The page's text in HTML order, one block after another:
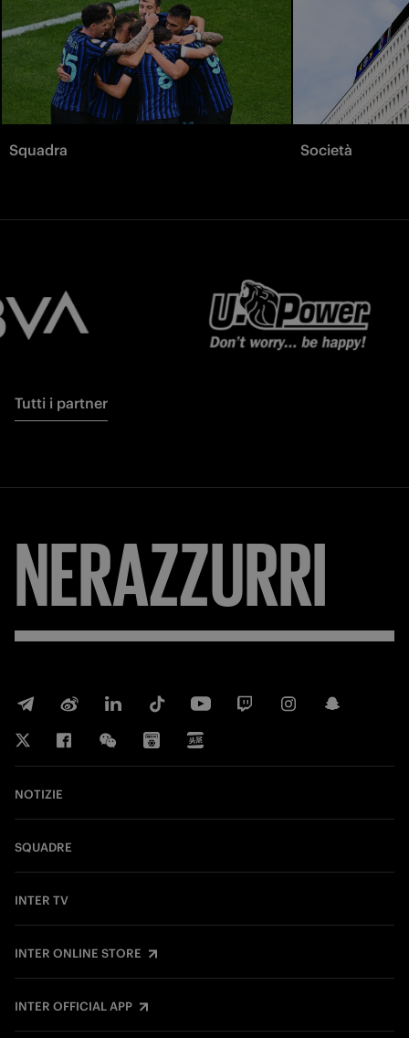
Squadra Società
Tutti i partner
NERAZZURRI
NOTIZIE
SQUADRE
INTER TV
INTER ONLINE STORE
INTER OFFICIAL APP